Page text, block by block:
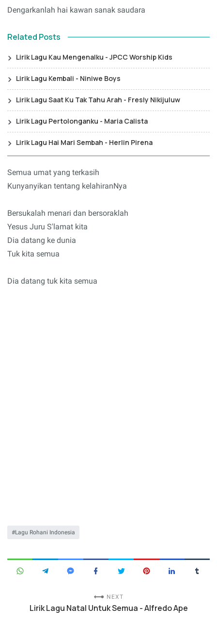
Dengarkanlah hai kawan sanak saudara
Related Posts
Lirik Lagu Kau Mengenalku - JPCC Worship Kids
Lirik Lagu Kembali - Niniwe Boys
Lirik Lagu Saat Ku Tak Tahu Arah - Fresly Nikijuluw
Lirik Lagu Pertolonganku - Maria Calista
Lirik Lagu Hai Mari Sembah - Herlin Pirena
Semua umat yang terkasih
Kunyanyikan tentang kelahiranNya
Bersukalah menari dan bersoraklah
Yesus Juru S'lamat kita
Dia datang ke dunia
Tuk kita semua
Dia datang tuk kita semua
Lagu Rohani Indonesia
NEXT
Lirik Lagu Natal Untuk Semua - Alfredo Ape